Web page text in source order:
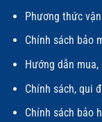
Phương thức
Chính sách bảo
Hướng dẫn
Chính sách, qui
Chính sách bảo